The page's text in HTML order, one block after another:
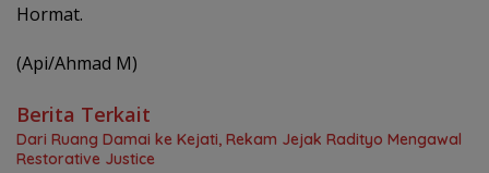
Hormat.
(Api/Ahmad M)
Berita Terkait
Dari Ruang Damai ke Kejati, Rekam Jejak Radityo Mengawal
Restorative Justice